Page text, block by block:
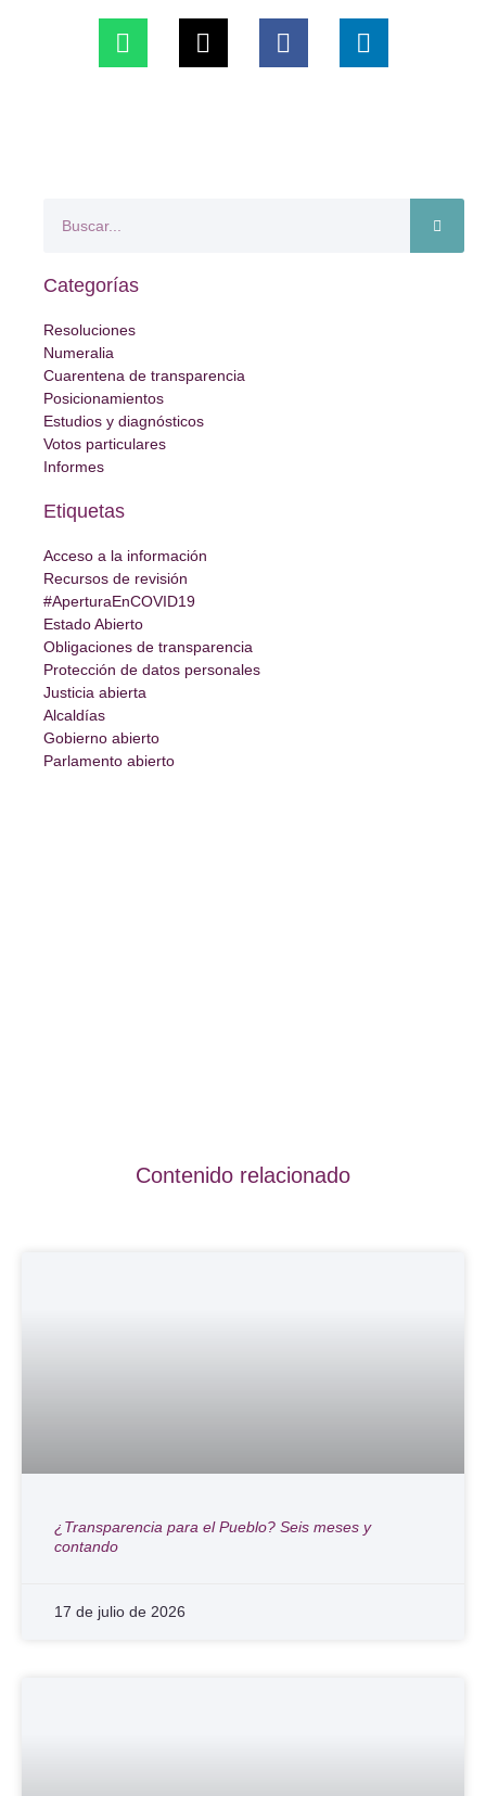
Categorías
Resoluciones
Numeralia
Cuarentena de transparencia
Posicionamientos
Estudios y diagnósticos
Votos particulares
Informes
Etiquetas
Acceso a la información
Recursos de revisión
#AperturaEnCOVID19
Estado Abierto
Obligaciones de transparencia
Protección de datos personales
Justicia abierta
Alcaldías
Gobierno abierto
Parlamento abierto
Contenido relacionado
¿Transparencia para el Pueblo? Seis meses y
contando
17 de julio de 2026